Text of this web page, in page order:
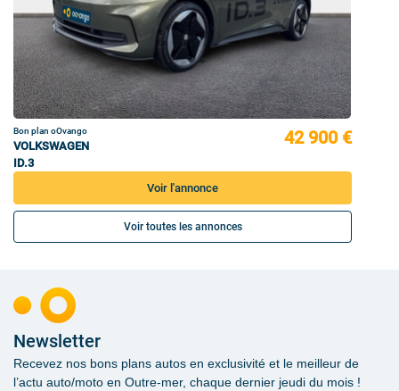
Bon plan oOvango
VOLKSWAGEN
ID.3
42 900 €
Voir l'annonce
Voir toutes les annonces
Newsletter
Recevez nos bons plans autos en exclusivité et le meilleur de
l’actu auto/moto en Outre-mer, chaque dernier jeudi du mois !